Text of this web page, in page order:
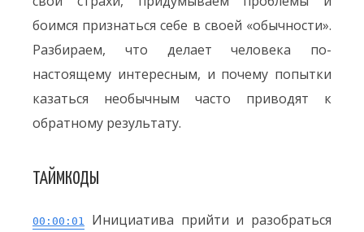
боимся признаться себе в своей «обычности».
Разбираем, что делает человека по-
настоящему интересным, и почему попытки
казаться необычным часто приводят к
обратному результату.
ТАЙМКОДЫ
00:00:01
Инициатива прийти и разобраться